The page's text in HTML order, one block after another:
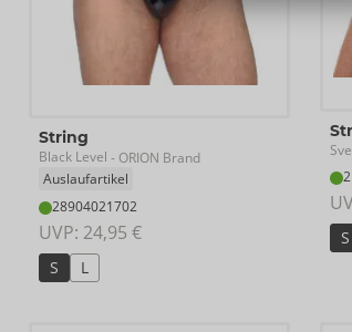
String
Black Level - ORION Brand
Auslaufartikel
28904021702
UVP: 24,95 €
S L
S